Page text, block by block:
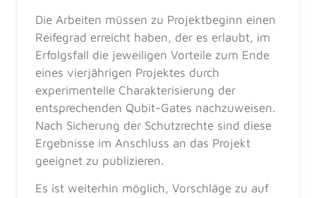
Die Arbeiten müssen zu Projektbeginn einen
Reifegrad erreicht haben, der es erlaubt, im
Erfolgsfall die jeweiligen Vorteile zum Ende
eines vierjährigen Projektes durch
experimentelle Charakterisierung der
entsprechenden Qubit-Gates nachzuweisen.
Nach Sicherung der Schutzrechte sind diese
Ergebnisse im Anschluss an das Projekt
geeignet zu publizieren.
Es ist weiterhin möglich, Vorschläge zu auf